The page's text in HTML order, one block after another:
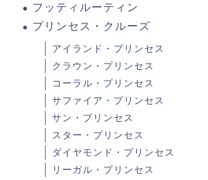
フッティルーティン
プリンセス・クルーズ
アイランド・プリンセス
クラウン・プリンセス
コーラル・プリンセス
サファイア・プリンセス
サン・プリンセス
スター・プリンセス
ダイヤモンド・プリンセス
リーガル・プリンセス